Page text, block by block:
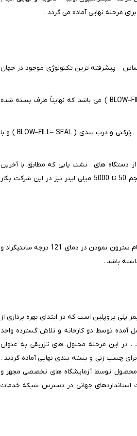
مرحله نهایی آماده می گردد .
اساس پیشرفته ترین تکنولوژی موجود در جهان
روش تولید بطری بر پایه تکنیک پیشرفته همزمان تولید بطری ، پْرکنی و درب بندی ( BLOW–FILL– SEAL ) می باشد که نهایتاً ظرف بسته شده
دستگاه های تمام اتوماتیک تولید آمپول آب مقطر نیز بر پایه تکنیک پیشرفته همزمان تولید بطری ، پْرکنی و درب بندی ( BLOW–FILL– SEAL ) و با
دستگاه های نشت یابی که مطابق با آخرین
تکنولوژی روز دنیا می باشد استفاده می شود . محصولات کیسه ای با قابلیت تولید محصولات از حجم 50 تا 5000 میلی لیتر نیز در این شرکت بکار
دقت در انتخاب کوپولیمر پلی پروپلین مصرفی این امکان را بوجود آورده است که محصولات در هنگام سترون نمودن در دمای 121 درجه سانتیگراد و
پروپلین است که در ابتدای بهره برداری از
آمده توسط دو کارخانه و تلاش گسترده واحد
. در این مرحله محلول های تزریقی به عنوان
چسب زنی و بسته بندی نهایی آماده گردند .
محصول توسط آزمایشگاه های تخصصی مجهز و
جهانی در دسترس شبکه خدمات